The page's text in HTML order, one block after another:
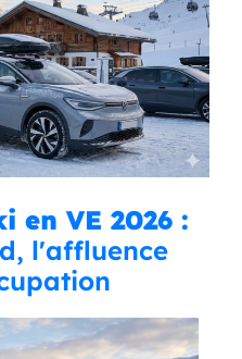
en VE 2026 :
l'affluence